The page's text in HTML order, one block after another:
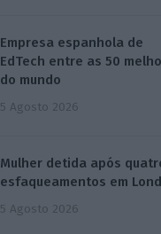
Empresa espanhola de
EdTech entre as 50
do mundo
5 Agosto 2026
Mulher detida após
esfaqueamentos em
5 Agosto 2026